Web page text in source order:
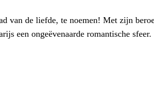
van de liefde, te noemen! Met zijn
een ongeëvenaarde romantische sfeer.